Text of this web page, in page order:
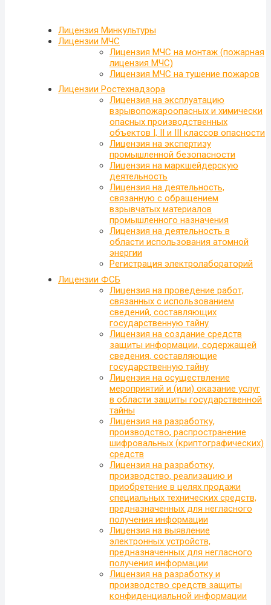
Лицензия Минкультуры
Лицензии МЧС
Лицензия МЧС на монтаж (пожарная
лицензия МЧС)
Лицензия МЧС на тушение пожаров
Лицензии Ростехнадзора
Лицензия на эксплуатацию
взрывопожароопасных и химически
опасных производственных
объектов I, II и III классов опасности
Лицензия на экспертизу
промышленной безопасности
Лицензия на маркшейдерскую
деятельность
Лицензия на деятельность,
связанную с обращением
взрывчатых материалов
промышленного назначения
Лицензия на деятельность в
области использования атомной
энергии
Регистрация электролабораторий
Лицензии ФСБ
Лицензия на проведение работ,
связанных с использованием
сведений, составляющих
государственную тайну
Лицензия на создание средств
защиты информации, содержащей
сведения, составляющие
государственную тайну
Лицензия на осуществление
мероприятий и (или) оказание услуг
в области защиты государственной
тайны
Лицензия на разработку,
производство, распространение
шифровальных (криптографических)
средств
Лицензия на разработку,
производство, реализацию и
приобретение в целях продажи
специальных технических средств,
предназначенных для негласного
получения информации
Лицензия на выявление
электронных устройств,
предназначенных для негласного
получения информации
Лицензия на разработку и
производство средств защиты
конфиденциальной информации